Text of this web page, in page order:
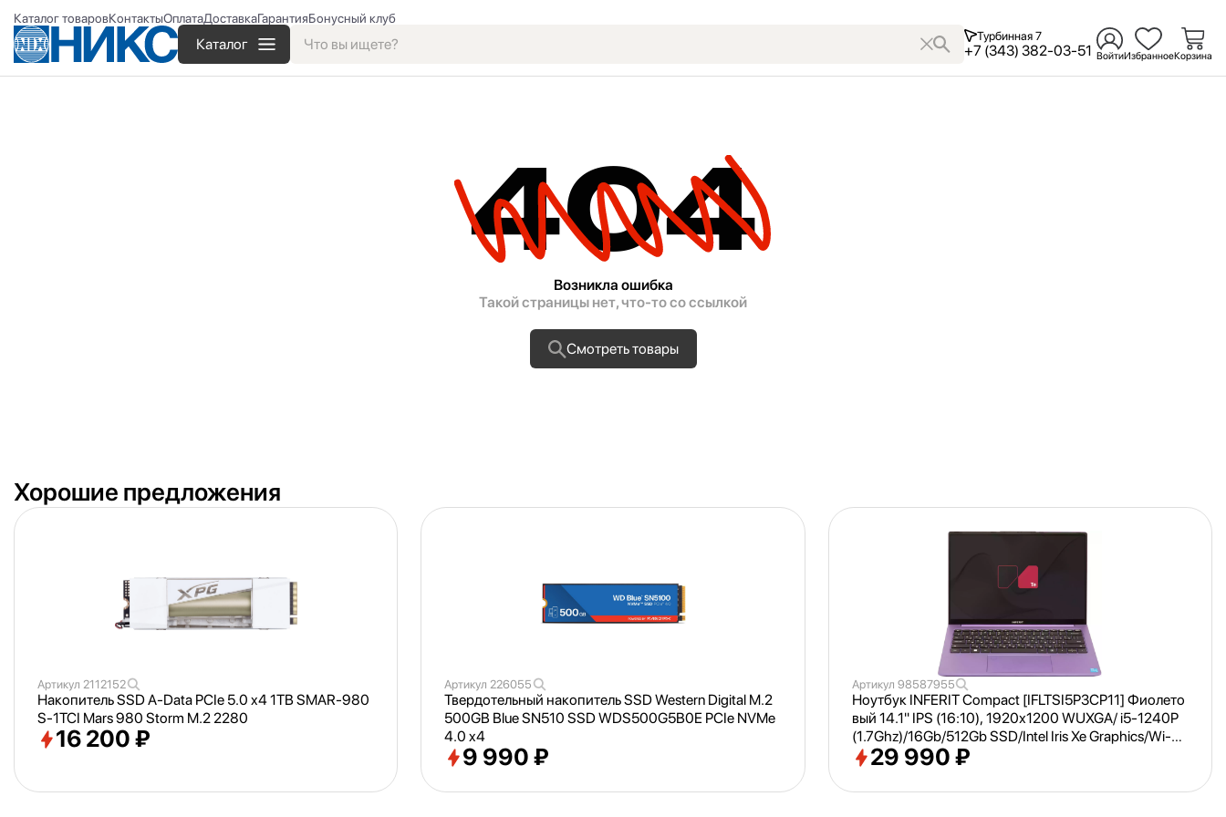
Каталог товаровКонтактыОплатаДоставкаГарантияБонусный клуб
Каталог Турбинная 7
+7 (343) 382-03-51 ВойтиИзбранноеКорзина
404
Возникла ошибка
Такой страницы нет, что-то со ссылкой
Смотреть товары
Хорошие предложения
Артикул 2112152
Накопитель SSD A-Data PCIe 5.0 x4 1TB SMAR-980
S-1TCI Mars 980 Storm M.2 2280
16 200 ₽
Артикул 226055
Твердотельный накопитель SSD Western Digital M.2
500GB Blue SN510 SSD WDS500G5B0E PCIe NVMe
4.0 x4
9 990 ₽
Артикул 98587955
Ноутбук INFERIT Compact [IFLTSI5P3CP11] Фиолето
вый 14.1" IPS (16:10), 1920х1200 WUXGA/ i5-1240P
(1.7Ghz)/16Gb/512Gb SSD/Intel Iris Xe Graphics/Wi-Fi/
Bluetooth/Win 11Pro Trial
29 990 ₽